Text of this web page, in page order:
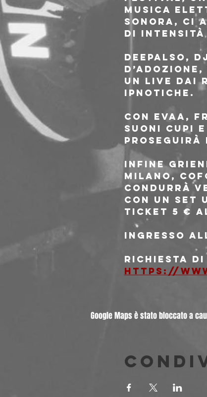
musica
sonora, ci
di intensità
un live dai
ipnotiche.
con EVAA,
suoni cupi
Infine
Milano,
condurrà
con un set
Ticket 5 €
Ingresso
Richiesta
https://
Google Maps è stato bloccato a